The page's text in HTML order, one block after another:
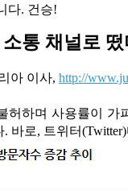
다. 건승!
통 채널로 떴
아 이사, http://
허하며 사용률이 가
. 바로, 트위터(Twitter)